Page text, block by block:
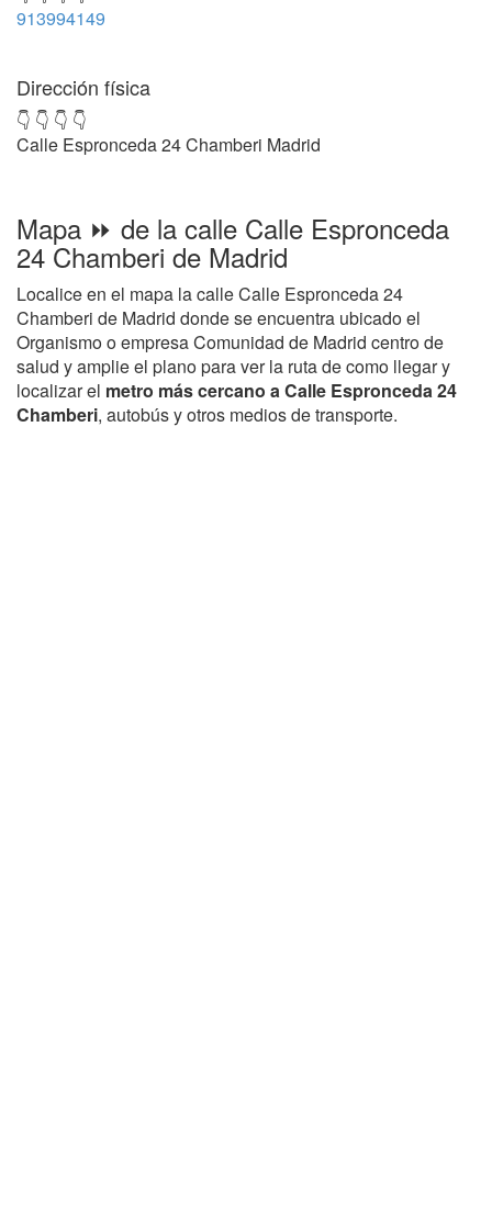
913994149
Dirección física
👇 👇 👇 👇
Calle Espronceda 24 Chamberi Madrid
Mapa ⏩ de la calle Calle Espronceda
24 Chamberi de Madrid
Localice en el mapa la calle Calle Espronceda 24
Chamberi de Madrid donde se encuentra ubicado el
Organismo o empresa Comunidad de Madrid centro de
salud y amplie el plano para ver la ruta de como llegar y
localizar el metro más cercano a Calle Espronceda 24
Chamberi, autobús y otros medios de transporte.